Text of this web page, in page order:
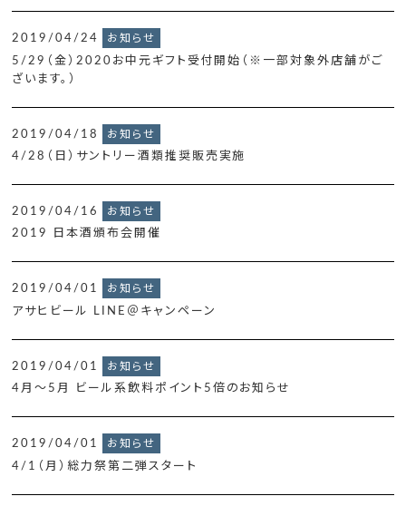
2019/04/24 お知らせ
5/29（金）2020お中元ギフト受付開始（※一部対象外店舗がご
ざいます。）
2019/04/18 お知らせ
4/28（日）サントリー酒類推奨販売実施
2019/04/16 お知らせ
2019 日本酒頒布会開催
2019/04/01 お知らせ
アサヒビール LINE＠キャンペーン
2019/04/01 お知らせ
4月～5月 ビール系飲料ポイント5倍のお知らせ
2019/04/01 お知らせ
4/1（月）総力祭第二弾スタート